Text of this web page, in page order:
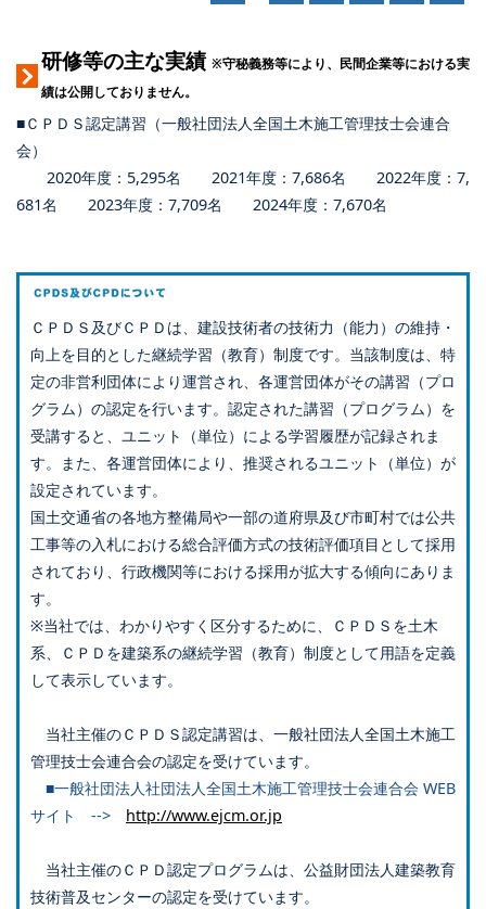
研修等の主な実績 ※守秘義務等により、民間企業等における実
績は公開しておりません。
■ＣＰＤＳ認定講習（一般社団法人全国土木施工管理技士会連合
会）
2020年度：5,295名 2021年度：7,686名 2022年度：7,
681名 2023年度：7,709名 2024年度：7,670名
ＣＰＤＳ及びＣＰＤは、建設技術者の技術力（能力）の維持・
向上を目的とした継続学習（教育）制度です。当該制度は、特
定の非営利団体により運営され、各運営団体がその講習（プロ
グラム）の認定を行います。認定された講習（プログラム）を
受講すると、ユニット（単位）による学習履歴が記録されま
す。また、各運営団体により、推奨されるユニット（単位）が
設定されています。
国土交通省の各地方整備局や一部の道府県及び市町村では公共
工事等の入札における総合評価方式の技術評価項目として採用
されており、行政機関等における採用が拡大する傾向にありま
す。
※当社では、わかりやすく区分するために、ＣＰＤＳを土木
系、ＣＰＤを建築系の継続学習（教育）制度として用語を定義
して表示しています。
当社主催のＣＰＤＳ認定講習は、一般社団法人全国土木施工
管理技士会連合会の認定を受けています。
■一般社団法人社団法人全国土木施工管理技士会連合会 WEB
サイト --> http://www.ejcm.or.jp
当社主催のＣＰＤ認定プログラムは、公益財団法人建築教育
技術普及センターの認定を受けています。